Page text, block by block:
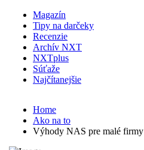
Magazín
Tipy na darčeky
Recenzie
Archív NXT
NXTplus
Súťaže
Najčítanejšie
Home
Ako na to
Výhody NAS pre malé firmy